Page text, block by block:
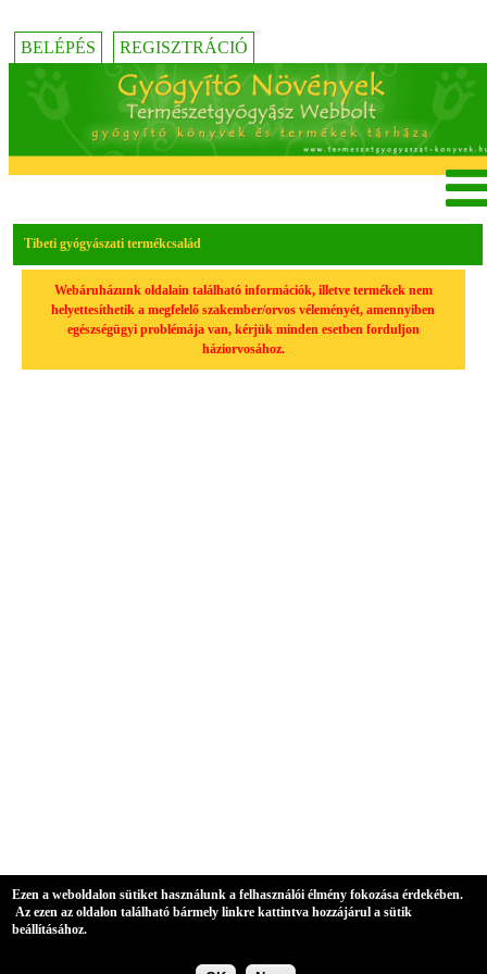
BELÉPÉS REGISZTRÁCIÓ
Tibeti gyógyászati termékcsalád
Webáruházunk oldalain található információk, illetve termékek nem
helyettesíthetik a megfelelő szakember/orvos véleményét, amennyiben
egészségügyi problémája van, kérjük minden esetben forduljon
háziorvosához.
Ezen a weboldalon sütiket használunk a felhasználói élmény fokozása érdekében.
Az ezen az oldalon található bármely linkre kattintva hozzájárul a sütik
beállításához.